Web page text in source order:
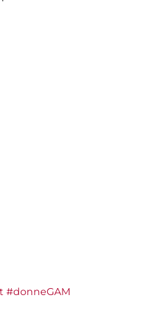
#donneGAM